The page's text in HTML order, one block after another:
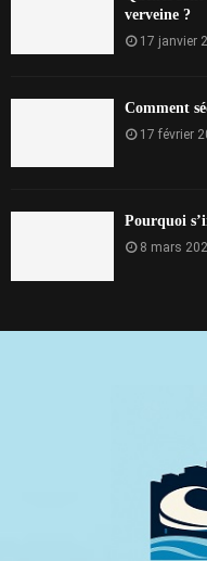
verveine ?
17 janvier
Comment
17 février
Pourquoi
8 mars